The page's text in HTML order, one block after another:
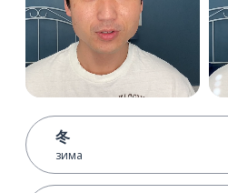
冬
зима